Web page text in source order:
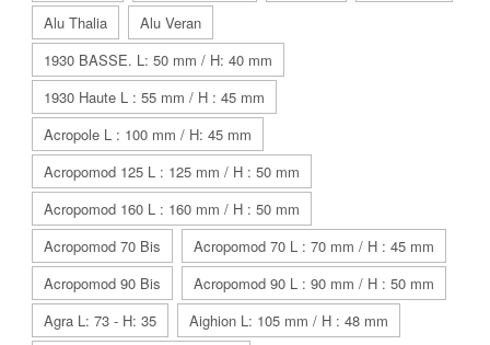
Alu Thalia
Alu Veran
1930 BASSE. L: 50 mm / H: 40 mm
1930 Haute L : 55 mm / H : 45 mm
Acropole L : 100 mm / H: 45 mm
Acropomod 125 L : 125 mm / H : 50 mm
Acropomod 160 L : 160 mm / H : 50 mm
Acropomod 70 Bis
Acropomod 70 L : 70 mm / H : 45 mm
Acropomod 90 Bis
Acropomod 90 L : 90 mm / H : 50 mm
Agra L: 73 - H: 35
Aighion L: 105 mm / H : 48 mm